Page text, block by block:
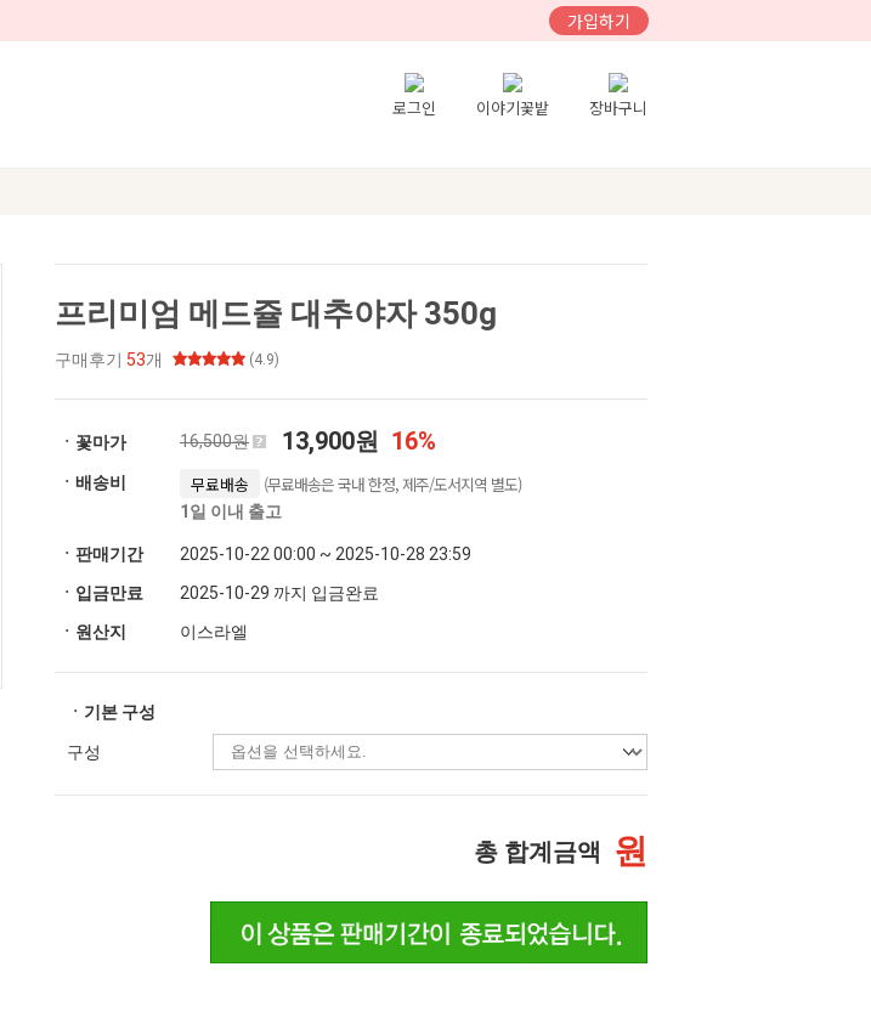
가입하기
로그인 이야기꽃밭 장바구니
프리미엄 메드쥴 대추야자 350g
구매후기 53개 (4.9)
ㆍ꽃마가 16,500원 13,900원 16%
ㆍ배송비 무료배송 (무료배송은 국내 한정, 제주/도서지역 별도)
1일 이내 출고
ㆍ판매기간
2025-10-22 00:00 ~ 2025-10-28 23:59
ㆍ입금만료
2025-10-29 까지 입금완료
ㆍ원산지
이스라엘
ㆍ기본 구성
구성
총 합계금액 원